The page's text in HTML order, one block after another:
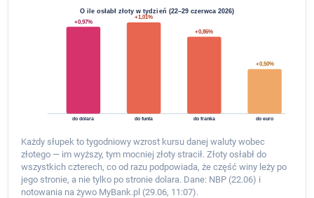
O ile osłabł złoty w tydzień (22–29 czerwca 2026)
+0,97%
do dolara
+1,01%
do funta
+0,86%
do franka
+0,50%
do euro
Każdy słupek to tygodniowy wzrost kursu danej waluty wobec
złotego — im wyższy, tym mocniej złoty stracił. Złoty osłabł do
wszystkich czterech, co od razu podpowiada, że część winy leży po
jego stronie, a nie tylko po stronie dolara. Dane: NBP (22.06) i
notowania na żywo MyBank.pl (29.06, 11:07).